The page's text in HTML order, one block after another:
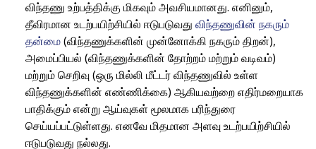
விந்தணு உற்பத்திக்கு மிகவும் அவசியமானது. எனினும்,
தீவிரமான உடற்பயிற்சியில் ஈடுபடுவது விந்தணுவின் நகரும்
தன்மை(விந்தணுக்களின் முன்னோக்கி நகரும் திறன்),
அமைப்பியல் (விந்தணுக்களின் தோற்றம் மற்றும் வடிவம்)
மற்றும் செறிவு (ஒரு மில்லி மீட்டர் விந்தணுவில் உள்ள
விந்தணுக்களின் எண்ணிக்கை) ஆகியவற்றை எதிர்மறையாக
பாதிக்கும் என்று ஆய்வுகள் மூலமாக பரிந்துரை
செய்யப்பட்டுள்ளது. எனவே மிதமான அளவு உடற்பயிற்சியில்
ஈடுபடுவது நல்லது.